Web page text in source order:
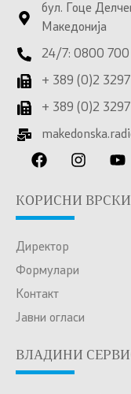
бул. Гоце
Македонија
24/7: 0800 700
+ 389 (0)2
+ 389 (0)2
КОРИСНИ ВРСКИ
Директор
Формулари
Контакт
Јавни огласи
ВЛАДИНИ